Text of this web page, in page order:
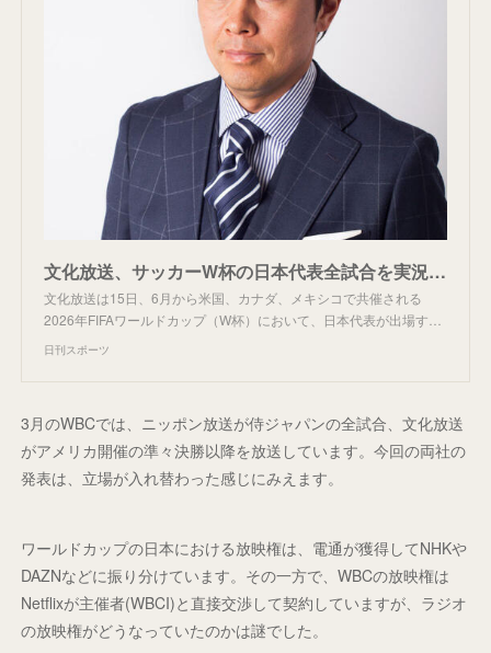
文化放送、サッカーW杯の日本代表全試合を実況中継 第１戦、第２戦解説は福田正博氏 - 芸能 : 日刊スポーツ
文化放送は15日、6月から米国、カナダ、メキシコで共催される
2026年FIFAワールドカップ（W杯）において、日本代表が出場す…
日刊スポーツ
3月のWBCでは、ニッポン放送が侍ジャパンの全試合、文化放送
がアメリカ開催の準々決勝以降を放送しています。今回の両社の
発表は、立場が入れ替わった感じにみえます。
ワールドカップの日本における放映権は、電通が獲得してNHKや
DAZNなどに振り分けています。その一方で、WBCの放映権は
Netflixが主催者(WBCI)と直接交渉して契約していますが、ラジオ
の放映権がどうなっていたのかは謎でした。